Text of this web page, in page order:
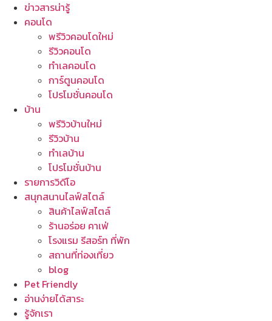
ข่าวสารน่ารู้
คอนโด
พรีวิวคอนโดใหม่
รีวิวคอนโด
ทำเลคอนโด
การ์ตูนคอนโด
โปรโมชั่นคอนโด
บ้าน
พรีวิวบ้านใหม่
รีวิวบ้าน
ทำเลบ้าน
โปรโมชั่นบ้าน
รายการวิดีโอ
สนุกสนานไลฟ์สไตล์
สินค้าไลฟ์สไตล์
ร้านอร่อย คาเฟ่
โรงแรม รีสอร์ท ที่พัก
สถานที่ท่องเที่ยว
blog
Pet Friendly
อ่านง่ายได้สาระ
รู้จักเรา